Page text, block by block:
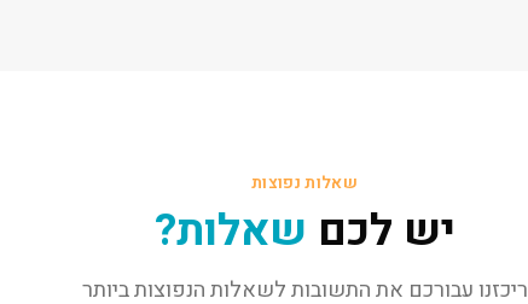
שאלות נפוצות
יש לכם שאלות?
ריכזנו עבורכם את התשובות לשאלות הנפוצות ביותר